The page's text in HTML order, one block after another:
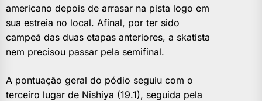
americano depois de arrasar na pista logo em
sua estreia no local. Afinal, por ter sido
campeã das duas etapas anteriores, a skatista
nem precisou passar pela semifinal.
A pontuação geral do pódio seguiu com o
terceiro lugar de Nishiya (19.1), seguida pela